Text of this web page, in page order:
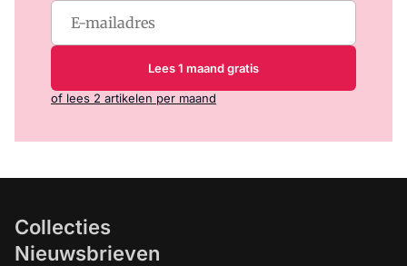
Lees 1 maand gratis
of lees 2 artikelen per maand
Collecties
Nieuwsbrieven